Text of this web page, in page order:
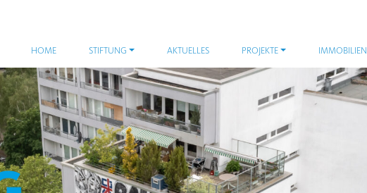
HOME STIFTUNG AKTUELLES PROJEKTE IMMOBILIEN